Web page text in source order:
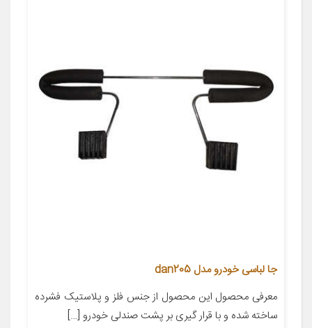
جا لباسی خودرو مدل dan205
معرفی محصول این محصول از جنس فلز و پلاستیک فشرده
ساخته شده و با قرار گیری بر پشت صندلی خودرو […]